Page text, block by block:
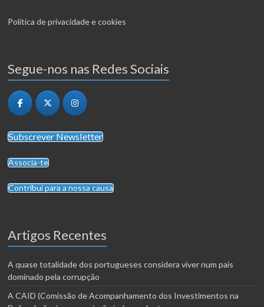
Política de privacidade e cookies
Segue-nos nas Redes Sociais
Subscrever Newsletter
Associa-te
Contribui para a nossa causa
Artigos Recentes
A quase totalidade dos portugueses considera viver num país
dominado pela corrupção
A CAID (Comissão de Acompanhamento dos Investimentos na